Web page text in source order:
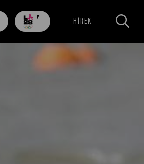
707
nap HÍREK